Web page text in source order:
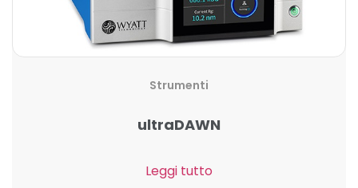
Strumenti
ultraDAWN
Leggi tutto